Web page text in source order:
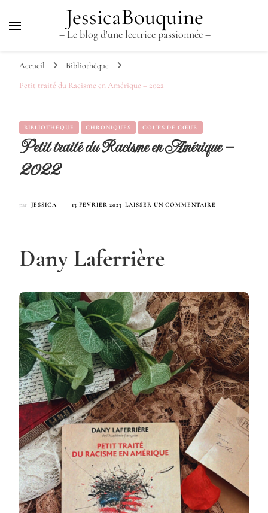
JessicaBouquine
– Le blog d'une lectrice passionnée –
Accueil
Bibliothèque
Petit traité du Racisme en Amérique – 2022
BIBLIOTHÈQUE CHRONIQUES COUPS DE CŒUR
Petit traité du Racisme en Amérique –
2022
par JESSICA 13 FÉVRIER 2023 LAISSER UN COMMENTAIRE
Dany Laferrière